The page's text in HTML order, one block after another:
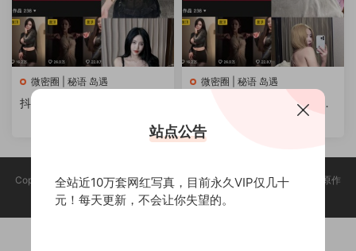
微密圈 | 秘语 岛遇
抖音 钟意依阳 （没有圆子）
微密圈 | 秘语 岛遇
抖音 钟意依阳 秘语空间 NO.
Copyright @ 2025 养眼集 版权声明:本站所有资源均收集于网络，版权归原作
者所有，如有侵权，请联系删除。
站点公告
全站近10万套网红写真，目前永久VIP仅几十
元！每天更新，不会让你失望的。